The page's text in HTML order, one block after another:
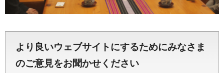
より良いウェブサイトにするためにみなさま
のご意見をお聞かせください